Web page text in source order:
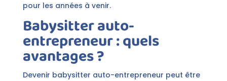
pour les années à venir.
Babysitter auto-
entrepreneur : quels
avantages ?
Devenir babysitter auto-entrepreneur peut être